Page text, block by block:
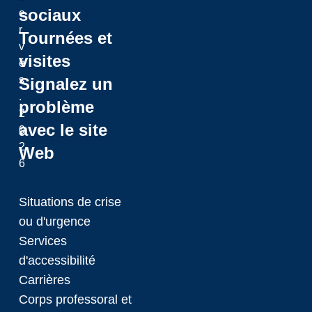
sociaux
Tournées et
visites
Signalez un
problème
avec le site
Web
Situations de crise
ou d'urgence
Services
d'accessibilité
Carrières
Corps professoral et
e
r
v
é
s
.
2
0
2
6